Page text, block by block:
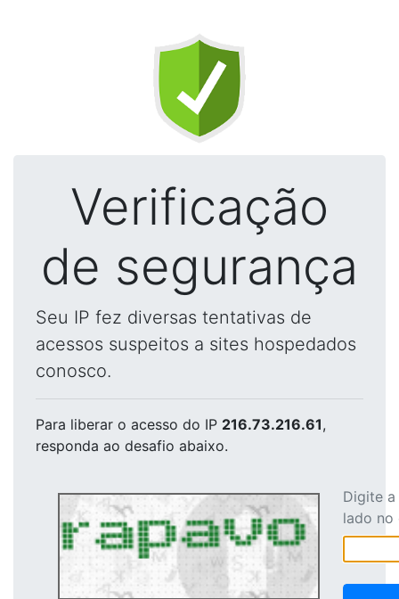
Verificação
de segurança
Seu IP fez diversas tentativas de
acessos suspeitos a sites hospedados
conosco.
Para liberar o acesso do IP 216.73.216.61,
responda ao desafio abaixo.
Digite
lado no